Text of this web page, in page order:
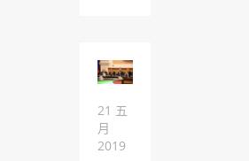
21 五
月
2019